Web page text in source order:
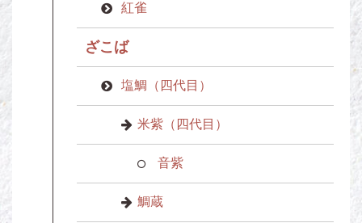
紅雀
ざこば
塩鯛（四代目）
米紫（四代目）
音紫
鯛蔵